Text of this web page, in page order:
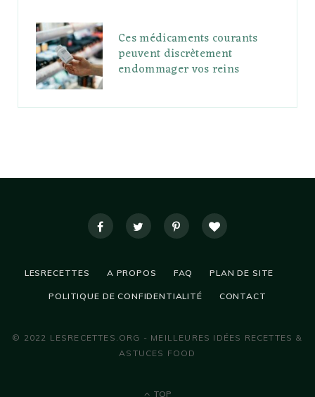
Ces médicaments courants
peuvent discrètement
endommager vos reins
LESRECETTES A PROPOS FAQ PLAN DE SITE
POLITIQUE DE CONFIDENTIALITÉ CONTACT
© 2022 LESRECETTES.ORG - MEILLEURES IDÉES RECETTES &
ASTUCES FOOD
TOP